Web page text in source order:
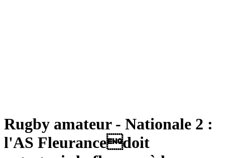
Rugby amateur - Nationale 2 :
l'AS Fleurancedoit